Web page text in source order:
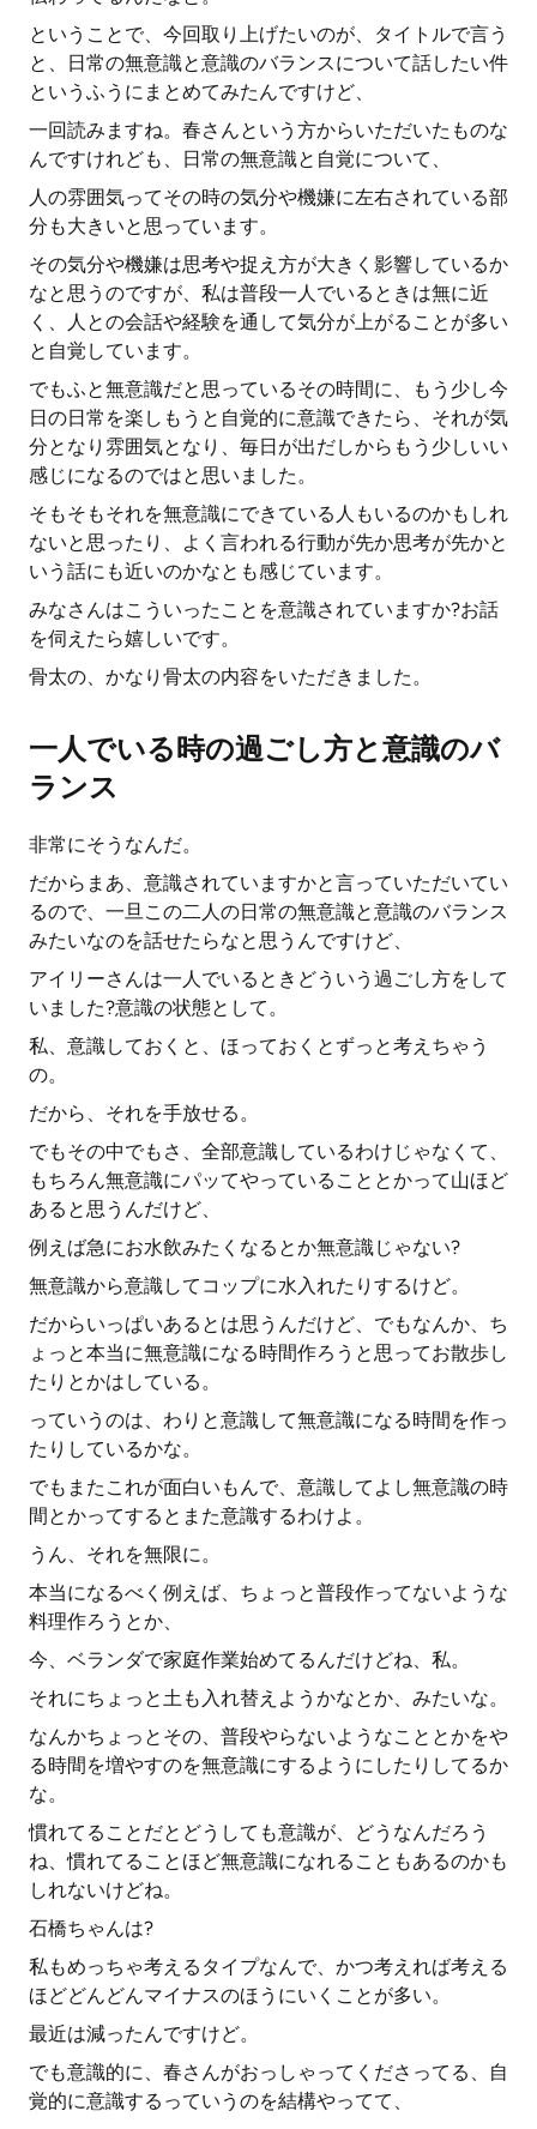
ということで、今回取り上げたいのが、タイトルで言う
と、日常の無意識と意識のバランスについて話したい件
というふうにまとめてみたんですけど、
一回読みますね。春さんという方からいただいたものな
んですけれども、日常の無意識と自覚について、
人の雰囲気ってその時の気分や機嫌に左右されている部
分も大きいと思っています。
その気分や機嫌は思考や捉え方が大きく影響しているか
なと思うのですが、私は普段一人でいるときは無に近
く、人との会話や経験を通して気分が上がることが多い
と自覚しています。
でもふと無意識だと思っているその時間に、もう少し今
日の日常を楽しもうと自覚的に意識できたら、それが気
分となり雰囲気となり、毎日が出だしからもう少しいい
感じになるのではと思いました。
そもそもそれを無意識にできている人もいるのかもしれ
ないと思ったり、よく言われる行動が先か思考が先かと
いう話にも近いのかなとも感じています。
みなさんはこういったことを意識されていますか?お話
を伺えたら嬉しいです。
骨太の、かなり骨太の内容をいただきました。
一人でいる時の過ごし方と意識のバ
ランス
非常にそうなんだ。
だからまあ、意識されていますかと言っていただいてい
るので、一旦この二人の日常の無意識と意識のバランス
みたいなのを話せたらなと思うんですけど、
アイリーさんは一人でいるときどういう過ごし方をして
いました?意識の状態として。
私、意識しておくと、ほっておくとずっと考えちゃう
の。
だから、それを手放せる。
でもその中でもさ、全部意識しているわけじゃなくて、
もちろん無意識にパッてやっていることとかって山ほど
あると思うんだけど、
例えば急にお水飲みたくなるとか無意識じゃない?
無意識から意識してコップに水入れたりするけど。
だからいっぱいあるとは思うんだけど、でもなんか、ち
ょっと本当に無意識になる時間作ろうと思ってお散歩し
たりとかはしている。
っていうのは、わりと意識して無意識になる時間を作っ
たりしているかな。
でもまたこれが面白いもんで、意識してよし無意識の時
間とかってするとまた意識するわけよ。
うん、それを無限に。
本当になるべく例えば、ちょっと普段作ってないような
料理作ろうとか、
今、ベランダで家庭作業始めてるんだけどね、私。
それにちょっと土も入れ替えようかなとか、みたいな。
なんかちょっとその、普段やらないようなこととかをや
る時間を増やすのを無意識にするようにしたりしてるか
な。
慣れてることだとどうしても意識が、どうなんだろう
ね、慣れてることほど無意識になれることもあるのかも
しれないけどね。
石橋ちゃんは?
私もめっちゃ考えるタイプなんで、かつ考えれば考える
ほどどんどんマイナスのほうにいくことが多い。
最近は減ったんですけど。
でも意識的に、春さんがおっしゃってくださってる、自
覚的に意識するっていうのを結構やってて、